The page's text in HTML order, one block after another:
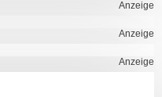
Anzeige
Anzeige
Anzeige